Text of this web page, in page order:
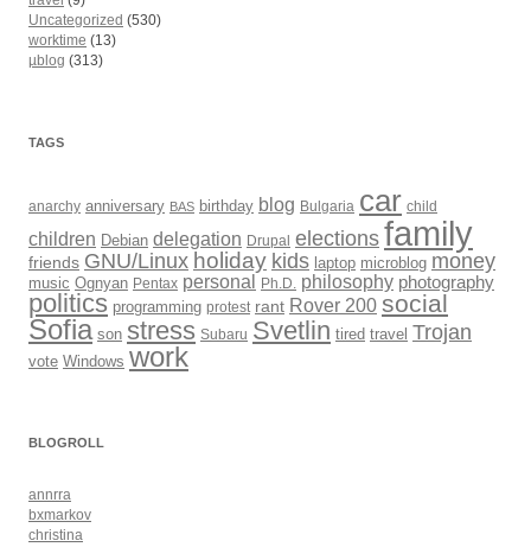
Uncategorized (530)
worktime (13)
µblog (313)
TAGS
anarchy anniversary BAS birthday blog Bulgaria car child
children Debian delegation Drupal elections family
friends GNU/Linux holiday kids laptop microblog money
music Ognyan Pentax personal Ph.D. philosophy photography
politics programming protest rant Rover 200 social
Sofia son stress Subaru Svetlin tired travel Trojan
vote Windows work
BLOGROLL
annrra
bxmarkov
christina